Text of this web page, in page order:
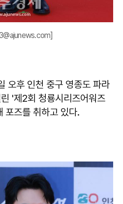
오후 인천 중구 영종도 파라
'제2회 청룡시리즈어워즈
포즈를 취하고 있다.